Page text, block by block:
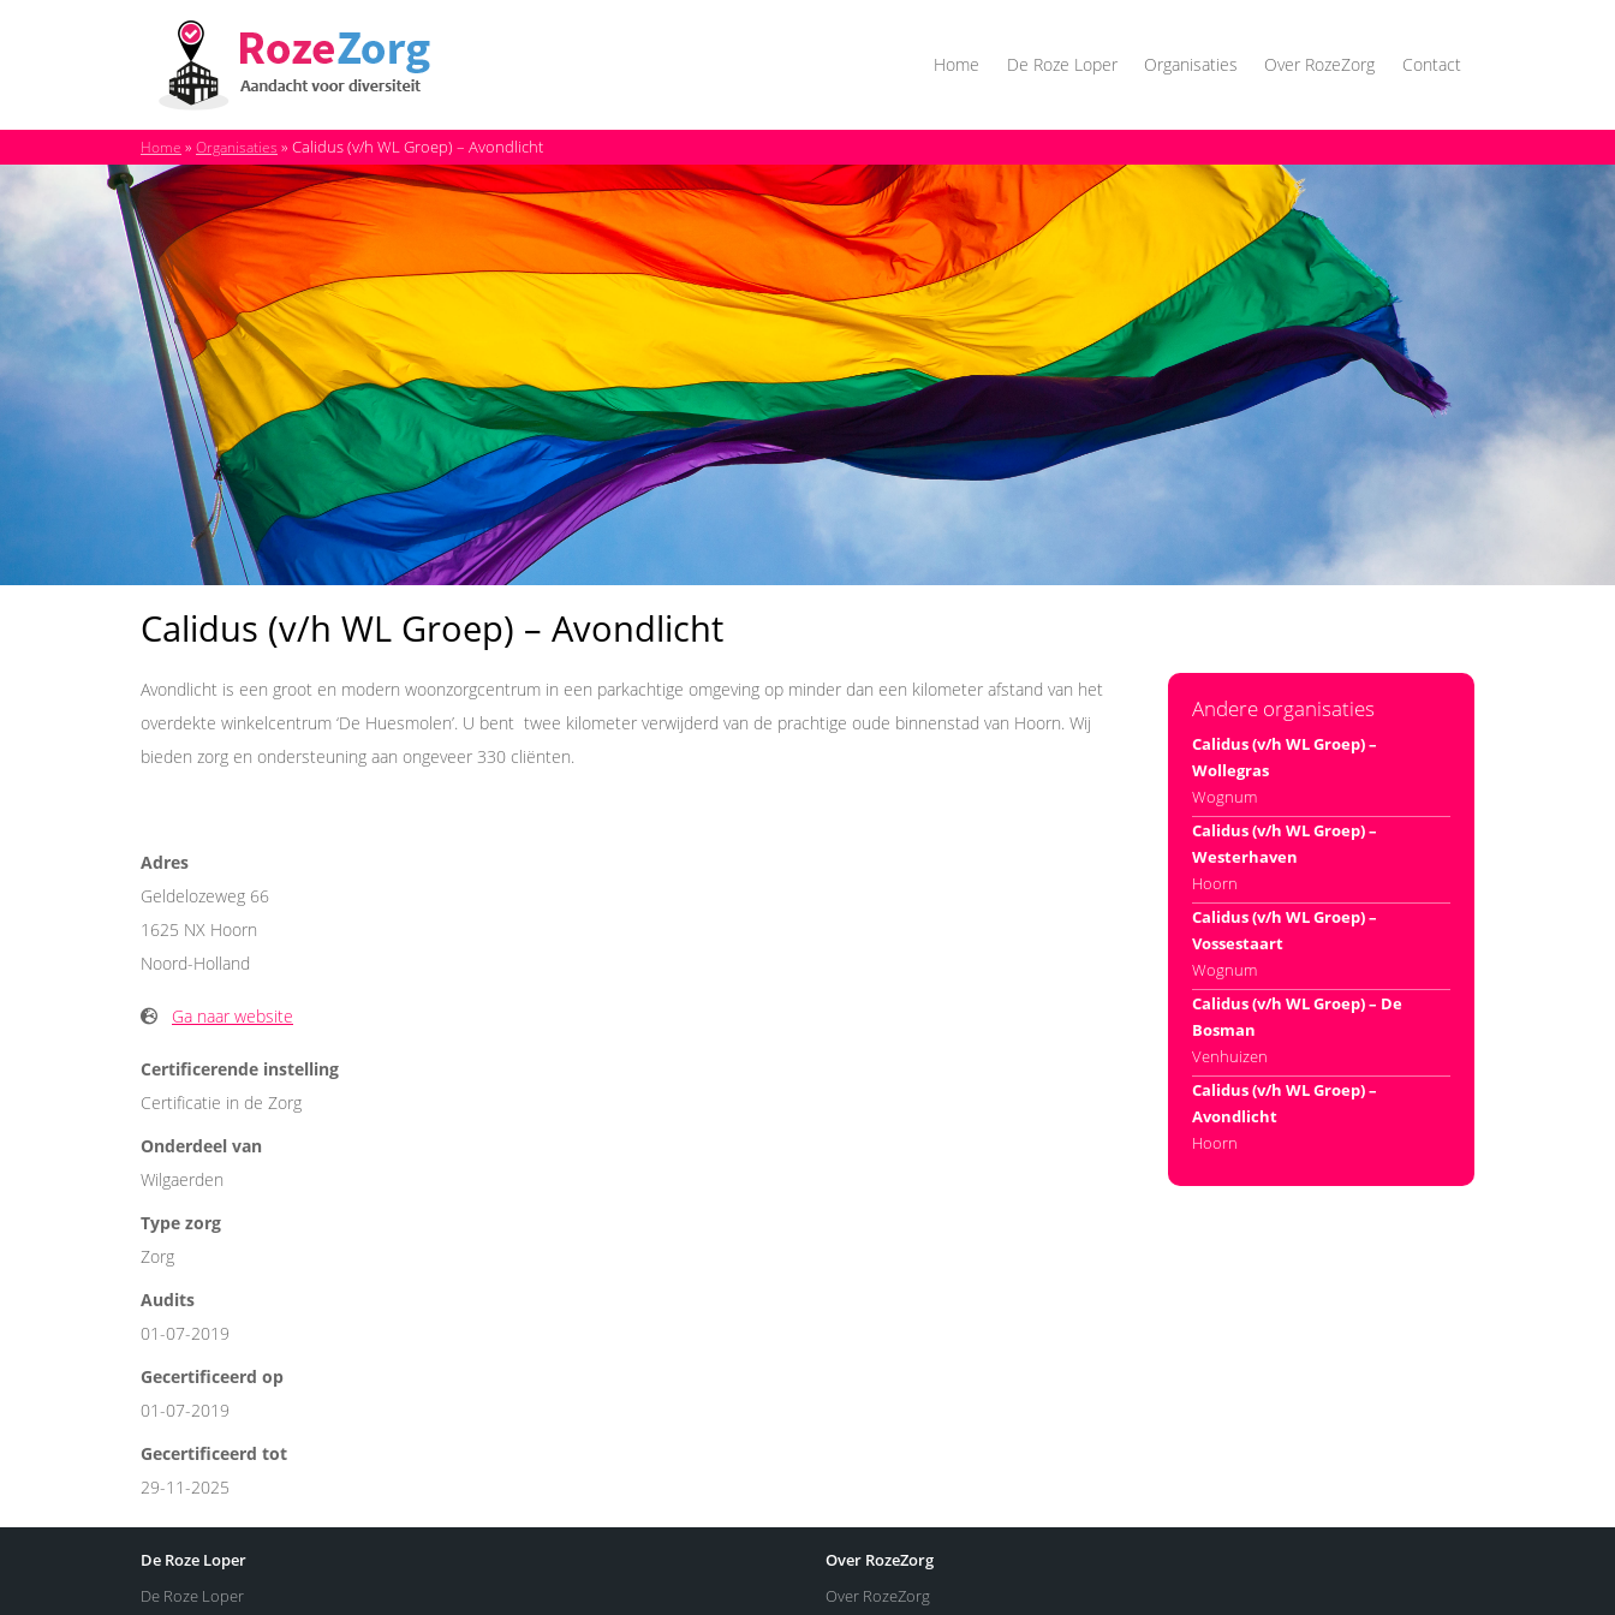
Home De Roze Loper Organisaties Over RozeZorg Contact
Home » Organisaties » Calidus (v/h WL Groep) – Avondlicht
Calidus (v/h WL Groep) – Avondlicht
Avondlicht is een groot en modern woonzorgcentrum in een parkachtige omgeving op minder dan een kilometer afstand van het
overdekte winkelcentrum ‘De Huesmolen’. U bent twee kilometer verwijderd van de prachtige oude binnenstad van Hoorn. Wij
bieden zorg en ondersteuning aan ongeveer 330 cliënten.
Adres
Geldelozeweg 66
1625 NX Hoorn
Noord-Holland
Ga naar website
Certificerende instelling
Certificatie in de Zorg
Onderdeel van
Wilgaerden
Type zorg
Zorg
Audits
01-07-2019
Gecertificeerd op
01-07-2019
Gecertificeerd tot
29-11-2025
Andere organisaties
Calidus (v/h WL Groep) –
Wollegras
Wognum
Calidus (v/h WL Groep) –
Westerhaven
Hoorn
Calidus (v/h WL Groep) –
Vossestaart
Wognum
Calidus (v/h WL Groep) – De
Bosman
Venhuizen
Calidus (v/h WL Groep) –
Avondlicht
Hoorn
De Roze Loper
De Roze Loper
Over RozeZorg
Over RozeZorg